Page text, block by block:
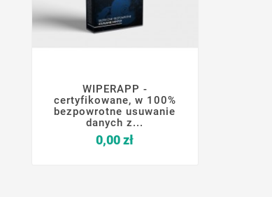
   
WIPERAPP -
certyfikowane, w 100%
bezpowrotne usuwanie
danych z...
0,00 złCena